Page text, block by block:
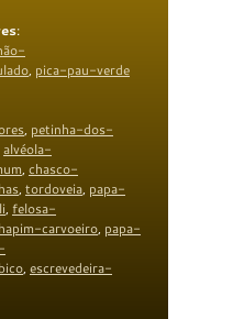
:
, pica-pau-verde
, petinha-dos-
alvéola-
, chasco-
, tordoveia, papa-
, felosa-
carvoeiro, papa-
, escrevedeira-